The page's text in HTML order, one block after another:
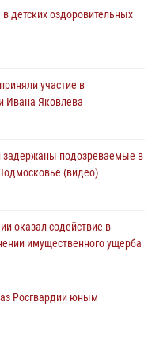
детских оздоровительных
участие в
Ивана Яковлева
задержаны подозреваемые в
(видео)
оказал содействие в
имущественного ущерба
Росгвардии юным